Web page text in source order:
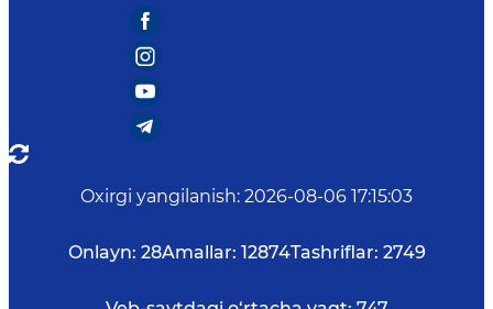
Oxirgi yangilanish: 2026-08-06 17:15:03
Onlayn: 28Amallar: 12874Tashriflar: 2749